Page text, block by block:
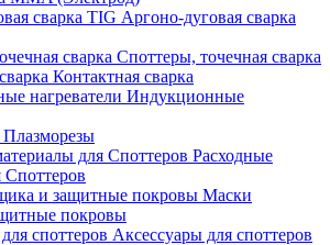
Аргоно-дуговая сварка
Споттеры, точечная сварка
Контактная сварка
Индукционные
Плазморезы
Расходные
Споттеров
Маски
покровы
Аксессуары для споттеров